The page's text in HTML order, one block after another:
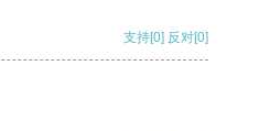
支持[0] 反对[0]